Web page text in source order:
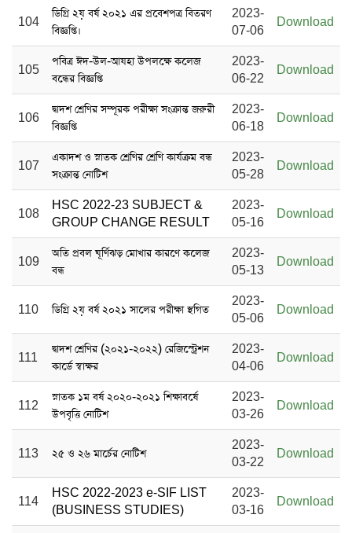
104
ডিগ্রি ২য় বর্ষ ২০২১ এর প্রবেশপত্র বিতরণ
বিজ্ঞপ্তি।
2023-
07-06
Download
105
পবিত্র ঈদ-উল-আযহা উপলক্ষে কলেজ
বন্ধের বিজ্ঞপ্তি
2023-
06-22
Download
106
দ্বাদশ শ্রেণির সম্পূরক পরীক্ষা সংক্রান্ত জরুরী
বিজ্ঞপ্তি
2023-
06-18
Download
107
একাদশ ও স্নাতক শ্রেণির শ্রেণি কার্যক্রম বন্ধ
সংক্রান্ত নোটিশ
2023-
05-28
Download
108
HSC 2022-23 SUBJECT &
GROUP CHANGE RESULT
2023-
05-16
Download
109
অতি প্রবল ঘূর্ণিঝড় মোখার কারণে কলেজ
বন্ধ
2023-
05-13
Download
110 ডিগ্রি ২য় বর্ষ ২০২১ সালের পরীক্ষা স্থগিত
2023-
05-06
Download
111
দ্বাদশ শ্রেণির (২০২১-২০২২) রেজিস্ট্রেশন
কার্ডে স্বাক্ষর
2023-
04-06
Download
112
স্নাতক ১ম বর্ষ ২০২০-২০২১ শিক্ষাবর্ষে
উপবৃত্তি নোটিশ
2023-
03-26
Download
113 ২৫ ও ২৬ মার্চের নোটিশ
2023-
03-22
Download
114
HSC 2022-2023 e-SIF LIST
(BUSINESS STUDIES)
2023-
03-16
Download